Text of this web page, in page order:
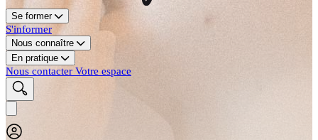
Se former
S'informer
Nous connaître
En pratique
Nous contacter Votre espace